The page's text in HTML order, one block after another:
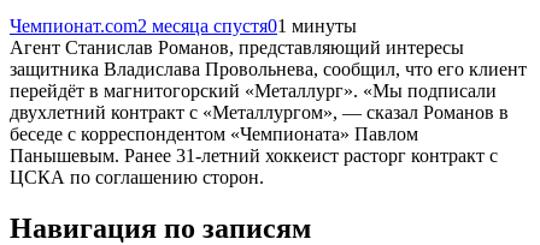
Чемпионат.com2 месяца спустя01 минуты
Агент Станислав Романов, представляющий интересы
защитника Владислава Провольнева, сообщил, что его клиент
перейдёт в магнитогорский «Металлург». «Мы подписали
двухлетний контракт с «Металлургом», — сказал Романов в
беседе с корреспондентом «Чемпионата» Павлом
Панышевым. Ранее 31-летний хоккеист расторг контракт с
ЦСКА по соглашению сторон.
Навигация по записям